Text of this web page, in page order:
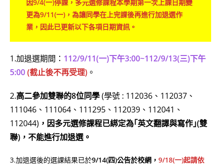
因9/4(一)停課，多元選修課程本學期第一次上課日期變
更為9/11(一)，為讓同學在上完課後再進行加退選作
業，因此已更新以下各項日期資訊。
1.加退選期間： 112/9/11(一)下午3:00~112/9/13(三)下午
5:00(截止後不再受理) 。
2.高二參加雙聯的8位同學(學號 : 112036、112037、
111046、111064、111295、112039、112041、
112044) ，因多元選修課程已綁定為｢英文翻譯與寫作｣(雙
聯)，不能進行加退選。
3.加退選後的選課結果已於9/14(四)公告於校網， 9/18(一)起請依